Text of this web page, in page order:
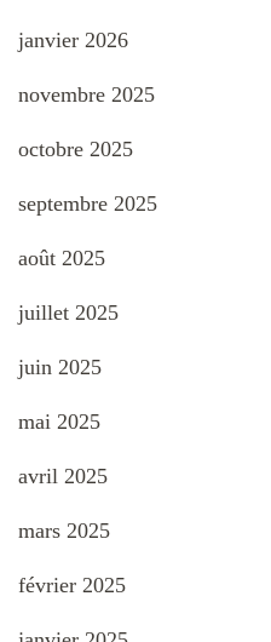
janvier 2026
novembre 2025
octobre 2025
septembre 2025
août 2025
juillet 2025
juin 2025
mai 2025
avril 2025
mars 2025
février 2025